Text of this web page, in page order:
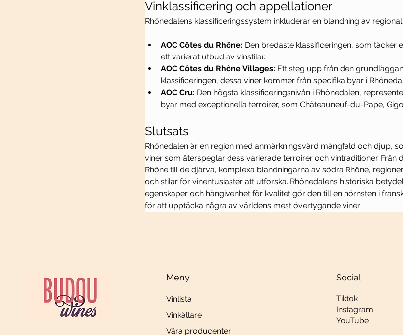
Vinklassificering och appellationer
Rhônedalens klassificeringssystem inkluderar en blandning av
AOC Côtes du Rhône: Den bredaste klassificeringen, som täcker
ett varierat utbud av vinstilar.
AOC Côtes du Rhône Villages: Ett steg upp från den
klassificeringen, dessa viner kommer från specifika byar i
AOC Cru: Den högsta klassificeringsnivån i Rhônedalen,
byar med exceptionella terroirer, som Châteauneuf-du-Pape,
Slutsats
Rhônedalen är en region med anmärkningsvärd mångfald och djup,
viner som återspeglar dess varierade terroirer och vintraditioner. Från
Rhône till de djärva, komplexa blandningarna av södra Rhône,
och stilar för vinentusiaster att utforska. Rhônedalens historiska
egenskaper och hängivenhet för kvalitet gör den till en hörnsten i
för att upptäcka några av världens mest övertygande viner.
Vinlista
Vinkällare
Våra producenter
Meny
Tiktok
Instagram
YouTube
Social